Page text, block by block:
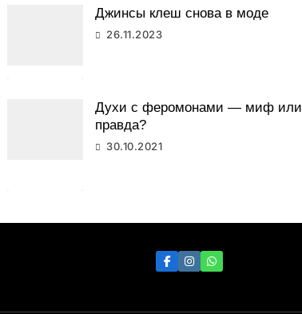
Джинсы клеш снова в моде
26.11.2023
Духи с феромонами — миф или
правда?
30.10.2021